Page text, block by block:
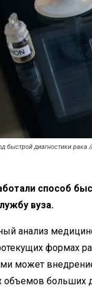
быстрой диагностики
способ
вуза.
анализ
формах
может
объемов больших